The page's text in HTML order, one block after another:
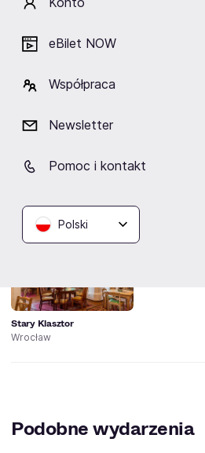
eBilet NOW
Współpraca
Newsletter
Pomoc i kontakt
Polski
Artyści
Lokalizacja
Stary Klasztor
Wrocław
Podobne wydarzenia